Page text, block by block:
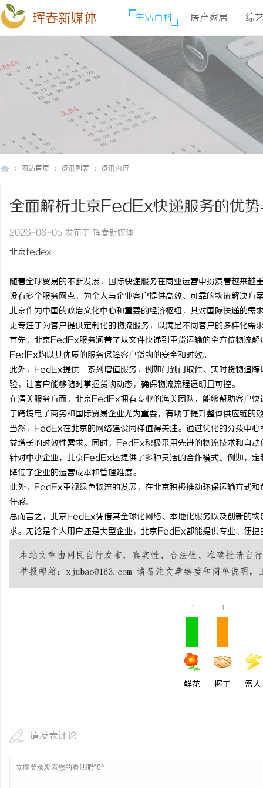
珲春新媒体 生活百科 房产家居 综
网站首页 资讯列表 资讯内容
全面解析北京FedEx快递服务的优
2026-06-05 发布于 珲春新媒体
北京fedex
随着全球贸易的不断发展，国际快递服务在商业运营中扮演着越来
设有多个服务网点，为个人与企业客户提供高效、可靠的物流解决方
北京作为中国的政治文化中心和重要的经济枢纽，其对国际快递的
更专注于为客户提供定制化的物流服务，以满足不同客户的多样化需
首先，北京FedEx服务涵盖了从文件快递到重货运输的全方位物流
FedEx均以其优质的服务保障客户货物的安全和时效。
此外，FedEx提供一系列增值服务，例如门到门取件、实时货物追
验，让客户能够随时掌握货物动态，确保物流流程透明且可控。
在清关服务方面，北京FedEx拥有专业的海关团队，能够帮助客户
于跨境电子商务和国际贸易企业尤为重要，有助于提升整体供应链的
当然，FedEx在北京的网络建设同样值得关注。通过优化的分拨中
益增长的时效性需求。同时，FedEx积极采用先进的物流技术和自动
针对中小企业，北京FedEx还提供了多种灵活的合作模式。例如，
降低了企业的运营成本和管理难度。
此外，FedEx重视绿色物流的发展，在北京积极推动环保运输方式
任感。
总而言之，北京FedEx凭借其全球化网络、本地化服务以及创新的
求。无论是个人用户还是大型企业，北京FedEx都能提供专业、便
1
鲜花
1
握手 雷人
请发表评论
2026年新能源轻卡续航能力对比推荐：5大
主流平台三维解析
贝净 AC
全解析